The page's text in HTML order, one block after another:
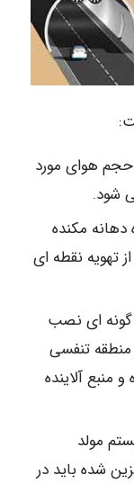
حجم هوای مورد
شود.
دهانه مکنده
نقطه ای
گونه ای نصب
منطقه تنفسی
منبع آلاینده
مولد
شده باید در